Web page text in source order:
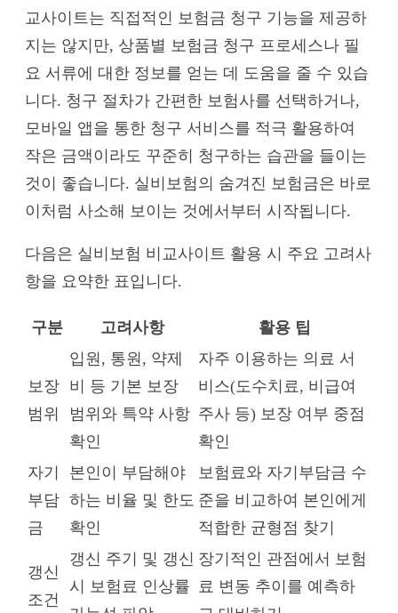
교사이트는 직접적인 보험금 청구 기능을 제공하
지는 않지만, 상품별 보험금 청구 프로세스나 필
요 서류에 대한 정보를 얻는 데 도움을 줄 수 있습
니다. 청구 절차가 간편한 보험사를 선택하거나,
모바일 앱을 통한 청구 서비스를 적극 활용하여
작은 금액이라도 꾸준히 청구하는 습관을 들이는
것이 좋습니다. 실비보험의 숨겨진 보험금은 바로
이처럼 사소해 보이는 것에서부터 시작됩니다.
다음은 실비보험 비교사이트 활용 시 주요 고려사
항을 요약한 표입니다.
구분 고려사항 활용 팁
보장
범위
입원, 통원, 약제
비 등 기본 보장
범위와 특약 사항
확인
자주 이용하는 의료 서
비스(도수치료, 비급여
주사 등) 보장 여부 중점
확인
자기
부담
금
본인이 부담해야
하는 비율 및 한도
확인
보험료와 자기부담금 수
준을 비교하여 본인에게
적합한 균형점 찾기
갱신
조건
갱신 주기 및 갱신
시 보험료 인상률
장기적인 관점에서 보험
료 변동 추이를 예측하